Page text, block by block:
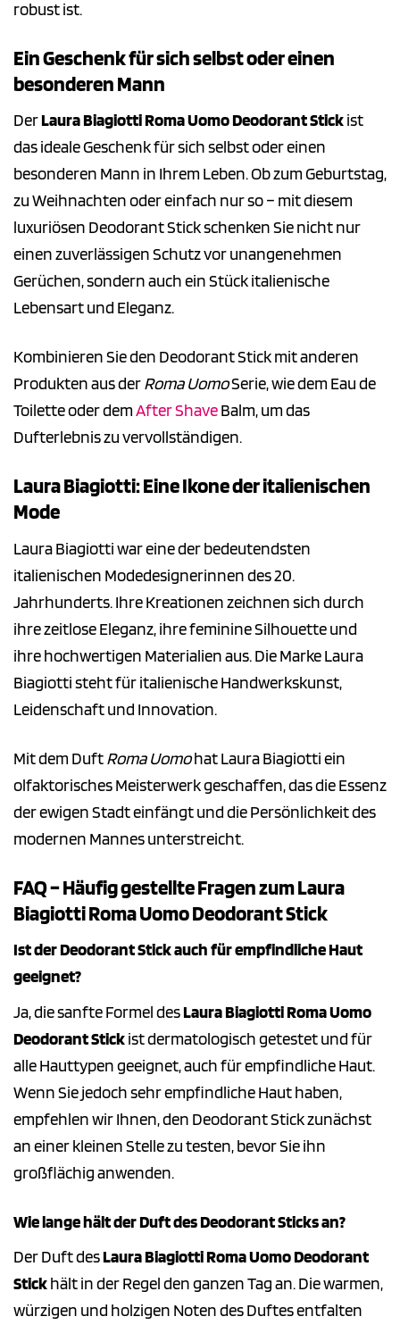
robust ist.
Ein Geschenk für sich selbst oder einen
besonderen Mann
DerLaura Biagiotti Roma Uomo Deodorant Stickist
das ideale Geschenk für sich selbst oder einen
besonderen Mann in Ihrem Leben. Ob zum Geburtstag,
zu Weihnachten oder einfach nur so – mit diesem
luxuriösen Deodorant Stick schenken Sie nicht nur
einen zuverlässigen Schutz vor unangenehmen
Gerüchen, sondern auch ein Stück italienische
Lebensart und Eleganz.
Kombinieren Sie den Deodorant Stick mit anderen
Produkten aus derRoma UomoSerie, wie dem Eau de
Toilette oder demAfter ShaveBalm, um das
Dufterlebnis zu vervollständigen.
Laura Biagiotti: Eine Ikone der italienischen
Mode
Laura Biagiotti war eine der bedeutendsten
italienischen Modedesignerinnen des 20.
Jahrhunderts. Ihre Kreationen zeichnen sich durch
ihre zeitlose Eleganz, ihre feminine Silhouette und
ihre hochwertigen Materialien aus. Die Marke Laura
Biagiotti steht für italienische Handwerkskunst,
Leidenschaft und Innovation.
Mit dem DuftRoma Uomohat Laura Biagiotti ein
olfaktorisches Meisterwerk geschaffen, das die Essenz
der ewigen Stadt einfängt und die Persönlichkeit des
modernen Mannes unterstreicht.
FAQ – Häufig gestellte Fragen zum Laura
Biagiotti Roma Uomo Deodorant Stick
Ist der Deodorant Stick auch für empfindliche Haut
geeignet?
Ja, die sanfte Formel desLaura Biagiotti Roma Uomo
Deodorant Stickist dermatologisch getestet und für
alle Hauttypen geeignet, auch für empfindliche Haut.
Wenn Sie jedoch sehr empfindliche Haut haben,
empfehlen wir Ihnen, den Deodorant Stick zunächst
an einer kleinen Stelle zu testen, bevor Sie ihn
großflächig anwenden.
Wie lange hält der Duft des Deodorant Sticks an?
Der Duft desLaura Biagiotti Roma Uomo Deodorant
Stickhält in der Regel den ganzen Tag an. Die warmen,
würzigen und holzigen Noten des Duftes entfalten